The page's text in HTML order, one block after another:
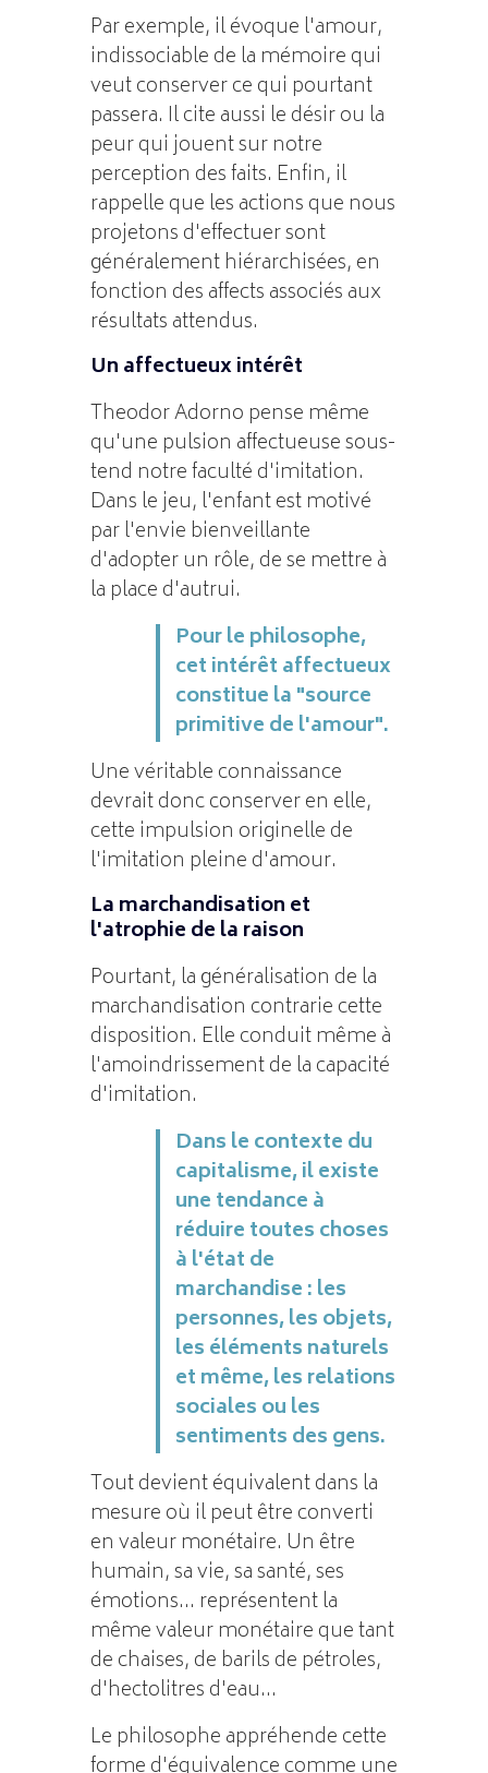
Par exemple, il évoque l'amour,
indissociable de la mémoire qui
veut conserver ce qui pourtant
passera. Il cite aussi le désir ou la
peur qui jouent sur notre
perception des faits. Enfin, il
rappelle que les actions que nous
projetons d'effectuer sont
généralement hiérarchisées, en
fonction des affects associés aux
résultats attendus.
Un affectueux intérêt
Theodor Adorno pense même
qu'une pulsion affectueuse sous-
tend notre faculté d'imitation.
Dans le jeu, l'enfant est motivé
par l'envie bienveillante
d'adopter un rôle, de se mettre à
la place d'autrui.
Pour le philosophe,
cet intérêt affectueux
constitue la "source
primitive de l'amour".
Une véritable connaissance
devrait donc conserver en elle,
cette impulsion originelle de
l'imitation pleine d'amour.
La marchandisation et
l'atrophie de la raison
Pourtant, la généralisation de la
marchandisation contrarie cette
disposition. Elle conduit même à
l'amoindrissement de la capacité
d'imitation.
Dans le contexte du
capitalisme, il existe
une tendance à
réduire toutes choses
à l'état de
marchandise : les
personnes, les objets,
les éléments naturels
et même, les relations
sociales ou les
sentiments des gens.
Tout devient équivalent dans la
mesure où il peut être converti
en valeur monétaire. Un être
humain, sa vie, sa santé, ses
émotions... représentent la
même valeur monétaire que tant
de chaises, de barils de pétroles,
d'hectolitres d'eau...
Le philosophe appréhende cette